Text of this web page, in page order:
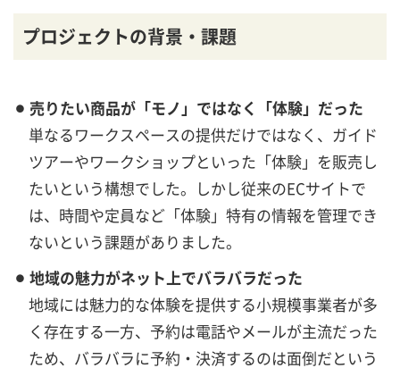
プロジェクトの背景・課題
⚫︎ 売りたい商品が「モノ」ではなく「体験」だった
単なるワークスペースの提供だけではなく、ガイド
ツアーやワークショップといった「体験」を販売し
たいという構想でした。しかし従来のECサイトで
は、時間や定員など「体験」特有の情報を管理でき
ないという課題がありました。
⚫︎ 地域の魅力がネット上でバラバラだった
地域には魅力的な体験を提供する小規模事業者が多
く存在する一方、予約は電話やメールが主流だった
ため、バラバラに予約・決済するのは面倒だという